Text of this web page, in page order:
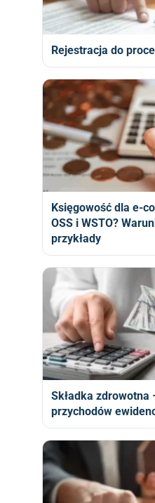
Rejestracja do
Księgowość dla e-
OSS i WSTO?
przykłady
Składka zdrowotna
przychodów